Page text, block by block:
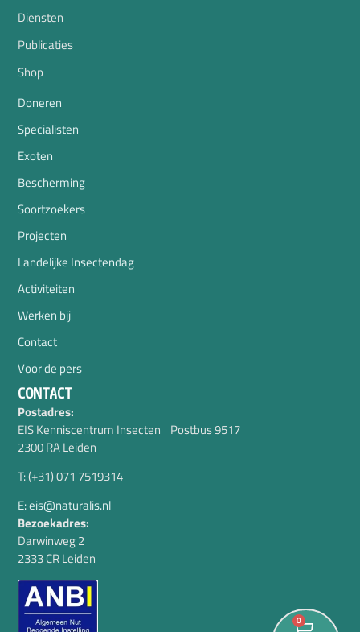
0
Diensten
Publicaties
Shop
Doneren
Specialisten
Exoten
Bescherming
Soortzoekers
Projecten
Landelijke Insectendag
Activiteiten
Werken bij
Contact
Voor de pers
CONTACT
Postadres:
EIS Kenniscentrum Insecten Postbus 9517
2300 RA Leiden
T: (+31) 071 7519314
E: eis@naturalis.nl
Bezoekadres:
Darwinweg 2
2333 CR Leiden